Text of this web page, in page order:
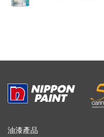
油漆產品